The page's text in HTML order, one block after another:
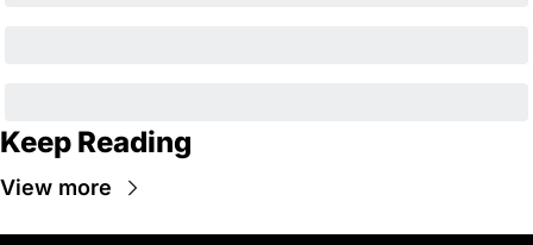
Keep Reading
View more